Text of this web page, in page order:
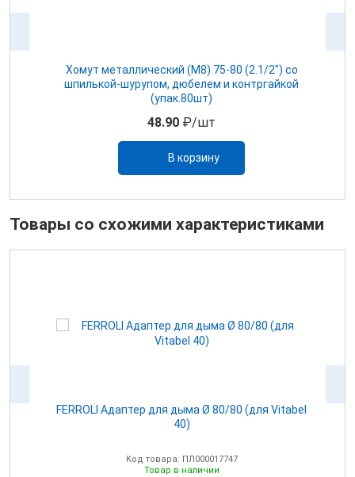
Хомут металлический (М8) 75-80 (2.1/2") со
шпилькой-шурупом, дюбелем и контргайкой
(упак.80шт)
48.90 ₽/шт
В корзину
Товары со схожими характеристиками
FERROLI Адаптер для дыма Ø 80/80 (для Vitabel
40)
Код товара: ПЛ000017747
Товар в наличии